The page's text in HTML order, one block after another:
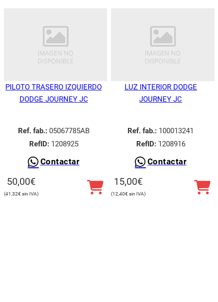
PILOTO TRASERO IZQUIERDO
DODGE JOURNEY JC
Ref. fab.:05067785AB
RefID:1208925
Contactar
50,00€
41,32€
LUZ INTERIOR DODGE
JOURNEY JC
Ref. fab.: 100013241
RefID:1208916
Contactar
15,00€
12,40€